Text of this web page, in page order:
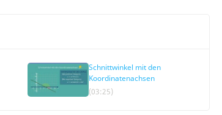
Schnittwinkel mit den
Koordinatenachsen
(03:25)